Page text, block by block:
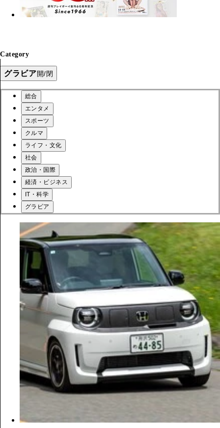
Category
グラビア開/閉
総合
エンタメ
スポーツ
クルマ
ライフ・文化
社会
政治・国際
経済・ビジネス
IT・科学
グラビア